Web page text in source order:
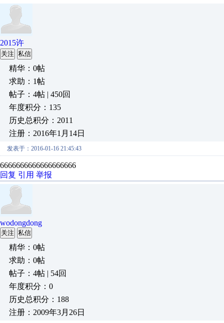
2015许
关注 私信
精华：0帖
求助：1帖
帖子：4帖 | 450回
年度积分：135
历史总积分：2011
注册：2016年1月14日
发表于：2016-01-16 21:45:43
6666666666666666666
回复 引用 举报
wodongdong
关注 私信
精华：0帖
求助：0帖
帖子：4帖 | 54回
年度积分：0
历史总积分：188
注册：2009年3月26日